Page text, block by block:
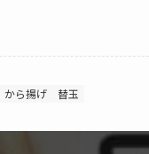
から揚げ 替玉